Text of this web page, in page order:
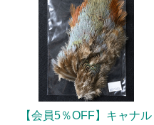
【会員5％OFF】キャナル